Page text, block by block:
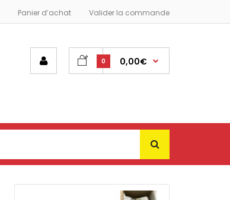
Panier d’achat Valider la commande
0 0,00€